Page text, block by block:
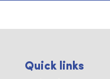
Quick links